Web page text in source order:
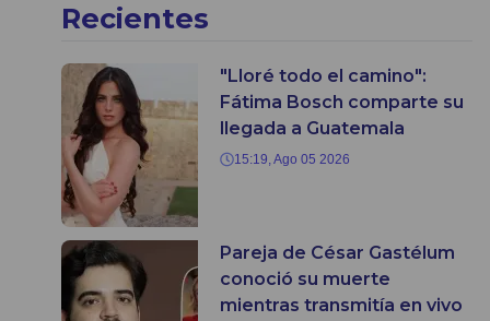
Recientes
"Lloré todo el camino":
Fátima Bosch comparte su
llegada a Guatemala
15:19, Ago 05 2026
Pareja de César Gastélum
conoció su muerte
mientras transmitía en vivo